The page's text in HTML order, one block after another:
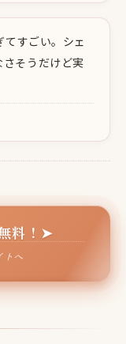
すごい。シェ
そうだけど実
料！➤
トへ